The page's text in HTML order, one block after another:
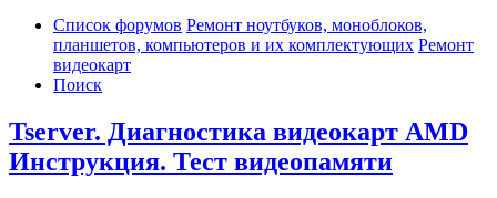
Список форумов Ремонт ноутбуков, моноблоков,
планшетов, компьютеров и их комплектующих Ремонт
видеокарт
Поиск
Tserver. Диагностика видеокарт AMD
Инструкция. Тест видеопамяти